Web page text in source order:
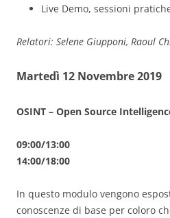
Live Demo, sessioni
Relatori: Selene Giupponi, Raoul
Martedì 12 Novembre 2019
OSINT – Open Source
09:00/13:00
14:00/18:00
In questo modulo vengono
conoscenze di base per coloro